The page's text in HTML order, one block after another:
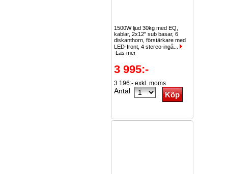
1500W ljud 30kg med EQ,
kablar, 2x12" sub basar, 6
diskanthorn, förstärkare med
LED-front, 4 stereo-ingå...
Läs mer
3 995:-
3 196:- exkl. moms
Antal